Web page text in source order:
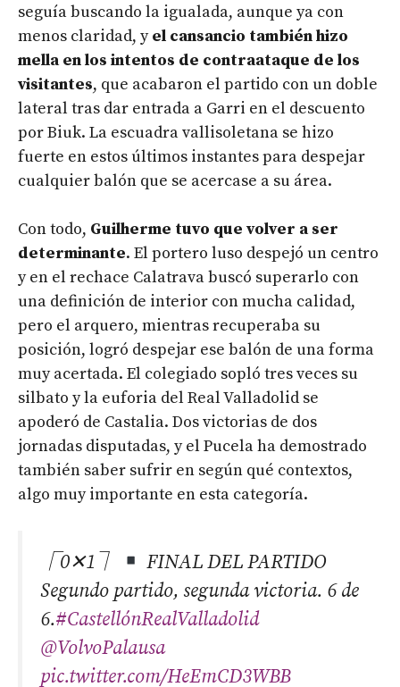
seguía buscando la igualada, aunque ya con
menos claridad, yel cansancio también hizo
mella en los intentos de contraataque de los
visitantes, que acabaron el partido con un doble
lateral tras dar entrada a Garri en el descuento
por Biuk. La escuadra vallisoletana se hizo
fuerte en estos últimos instantes para despejar
cualquier balón que se acercase a su área.
Con todo, Guilherme tuvo que volver a ser
determinante. El portero luso despejó un centro
y en el rechace Calatrava buscó superarlo con
una definición de interior con mucha calidad,
pero el arquero, mientras recuperaba su
posición, logró despejar ese balón de una forma
muy acertada. El colegiado sopló tres veces su
silbato y la euforia del Real Valladolid se
apoderó de Castalia. Dos victorias de dos
jornadas disputadas, y el Pucela ha demostrado
también saber sufrir en según qué contextos,
algo muy importante en esta categoría.
⎾0✕1⏋
FINAL DEL PARTIDO
Segundo partido, segunda victoria. 6 de
6.#CastellónRealValladolid
@VolvoPalausa
pic.twitter.com/HeEmCD3WBB